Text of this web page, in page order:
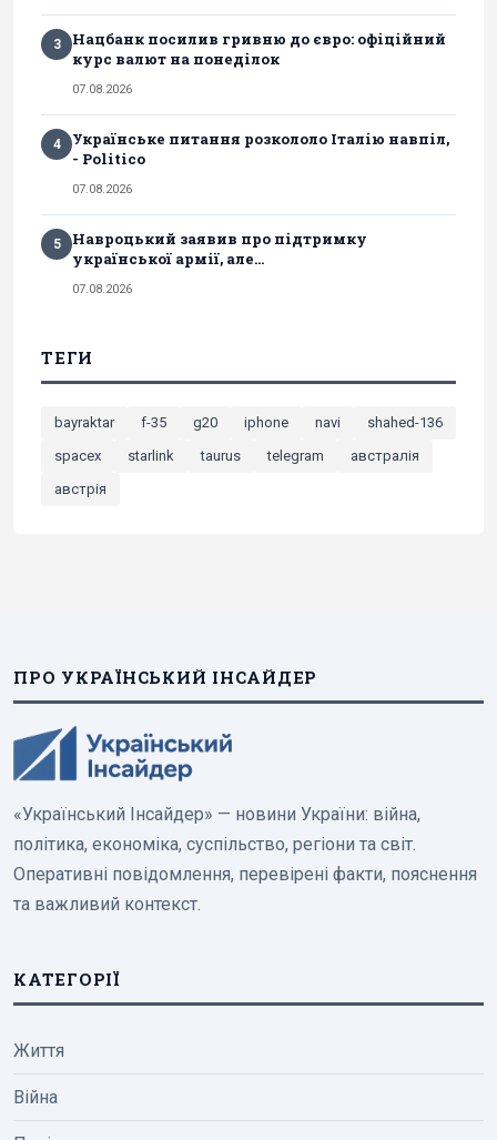
3
Нацбанк посилив гривню до євро: офіційний
курс валют на понеділок
07.08.2026
4
Українське питання розкололо Італію навпіл,
- Politico
07.08.2026
5
Навроцький заявив про підтримку
української армії, але...
07.08.2026
ТЕГИ
bayraktar f-35 g20 iphone navi
shahed-136
spacex
starlink taurus telegram
австралія
австрія
ПРО УКРАЇНСЬКИЙ ІНСАЙДЕР
«Український Інсайдер» — новини України: війна,
політика, економіка, суспільство, регіони та світ.
Оперативні повідомлення, перевірені факти, пояснення
та важливий контекст.
КАТЕГОРІЇ
Життя
Війна